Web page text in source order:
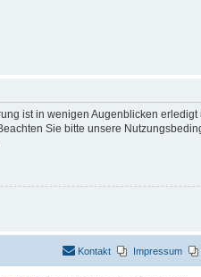
ist in wenigen Augenblicken
Sie bitte unsere
Impressum
Kontakt